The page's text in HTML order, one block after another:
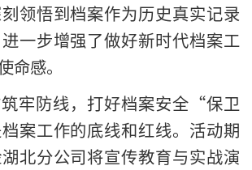
领悟到档案作为历史真实记录
一步增强了做好新时代档案工
命感。
牢防线，打好档案安全“保卫
案工作的底线和红线。活动期
北分公司将宣传教育与实战演